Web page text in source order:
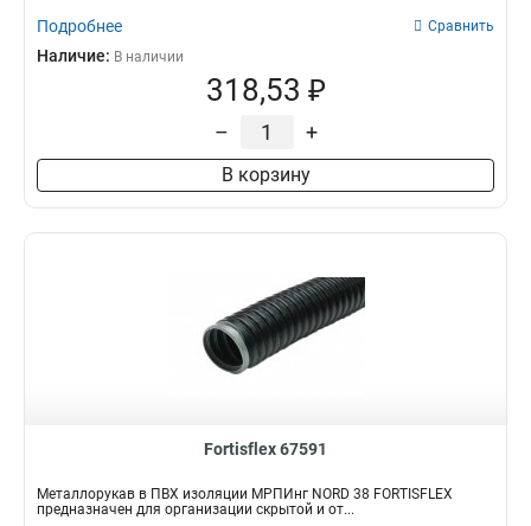
Подробнее Сравнить
Наличие: В наличии
318,53 ₽
– +
В корзину
Fortisflex 67591
Металлорукав в ПВХ изоляции МРПИнг NORD 38 FORTISFLEX
предназначен для организации скрытой и от...